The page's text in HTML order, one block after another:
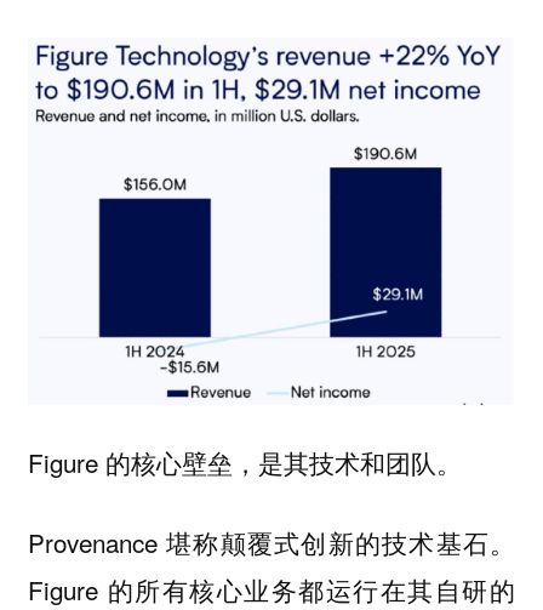
Figure 的核心壁垒，是其技术和团队。
Provenance 堪称颠覆式创新的技术基石。
Figure 的所有核心业务都运行在其自研的